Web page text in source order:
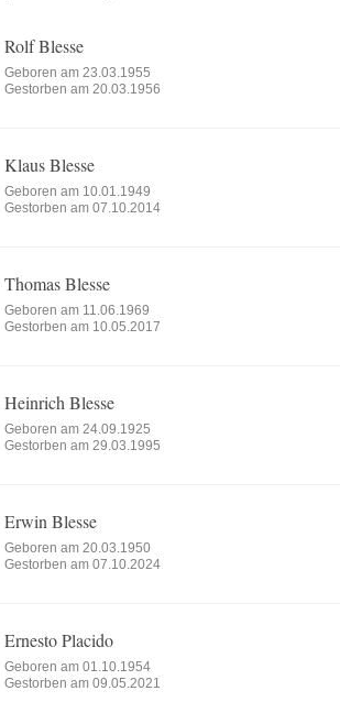
Rolf Blesse
Geboren am 23.03.1955
Gestorben am 20.03.1956
Klaus Blesse
Geboren am 10.01.1949
Gestorben am 07.10.2014
Thomas Blesse
Geboren am 11.06.1969
Gestorben am 10.05.2017
Heinrich Blesse
Geboren am 24.09.1925
Gestorben am 29.03.1995
Erwin Blesse
Geboren am 20.03.1950
Gestorben am 07.10.2024
Ernesto Placido
Geboren am 01.10.1954
Gestorben am 09.05.2021